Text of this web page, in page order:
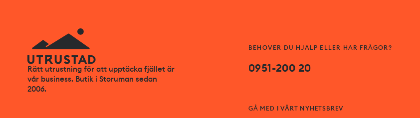
Rätt utrustning för att upptäcka fjället är
vår business. Butik i Storuman sedan
2006.
BEHÖVER DU HJÄLP ELLER HAR FRÅGOR?
0951-200 20
GÅ MED I VÅRT NYHETSBREV